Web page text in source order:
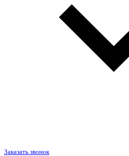
Заказать звонок